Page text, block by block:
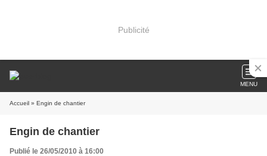
Publicité
MENU
Accueil » Engin de chantier
Engin de chantier
Publié le 26/05/2010 à 16:00